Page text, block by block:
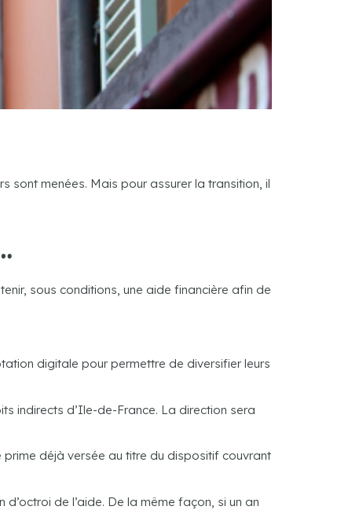
sont menées. Mais pour assurer la transition, il
sous conditions, une aide financière afin de
digitale pour permettre de diversifier leurs
indirects d’Ile-de-France. La direction sera
prime déjà versée au titre du dispositif couvrant
de l’aide. De la même façon, si un an